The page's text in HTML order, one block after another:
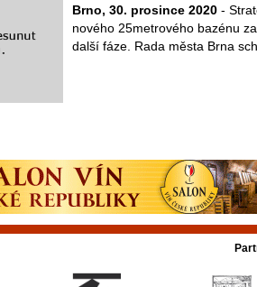
Brno, 30. prosince 2020 -
nového 25metrového bazénu
další fáze. Rada města Brna